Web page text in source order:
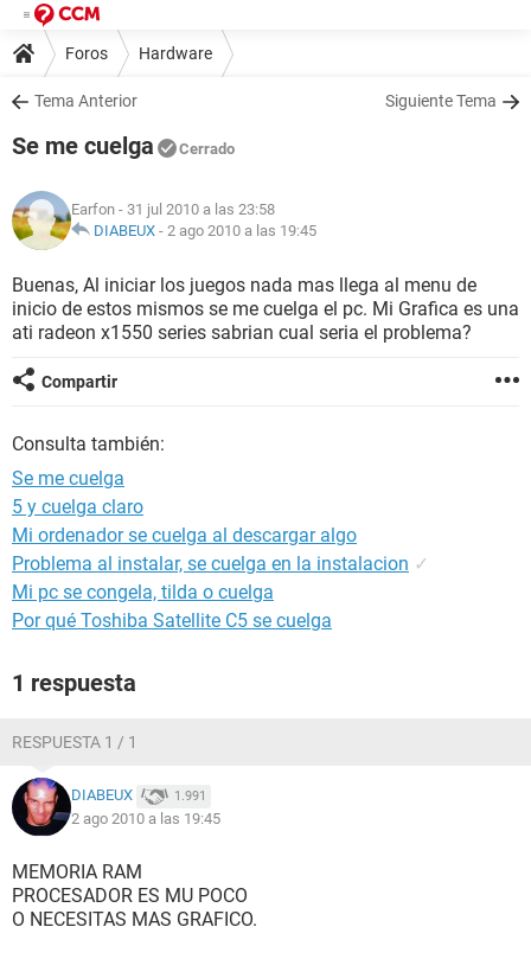
Foros Hardware
Tema Anterior Siguiente Tema
Se me cuelga Cerrado
Earfon - 31 jul 2010 a las 23:58
DIABEUX - 2 ago 2010 a las 19:45
Buenas, Al iniciar los juegos nada mas llega al menu de
inicio de estos mismos se me cuelga el pc. Mi Grafica es una
ati radeon x1550 series sabrian cual seria el problema?
Compartir
Consulta también:
Se me cuelga
5 y cuelga claro
Mi ordenador se cuelga al descargar algo
Problema al instalar, se cuelga en la instalacion ✓
Mi pc se congela, tilda o cuelga
Por qué Toshiba Satellite C5 se cuelga
1 respuesta
RESPUESTA 1 / 1
DIABEUX 1.991
2 ago 2010 a las 19:45
MEMORIA RAM
PROCESADOR ES MU POCO
O NECESITAS MAS GRAFICO.